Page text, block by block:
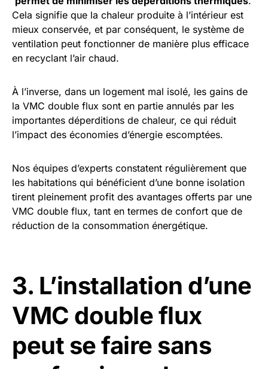
Cela signifie que la chaleur produite à l’intérieur est
mieux conservée, et par conséquent, le système de
ventilation peut fonctionner de manière plus efficace
en recyclant l’air chaud.
À l’inverse, dans un logement mal isolé, les gains de
la VMC double flux sont en partie annulés par les
importantes déperditions de chaleur, ce qui réduit
l’impact des économies d’énergie escomptées.
Nos équipes d’experts constatent régulièrement que
les habitations qui bénéficient d’une bonne isolation
tirent pleinement profit des avantages offerts par une
VMC double flux, tant en termes de confort que de
réduction de la consommation énergétique.
3. L’installation d’une
VMC double flux
peut se faire sans